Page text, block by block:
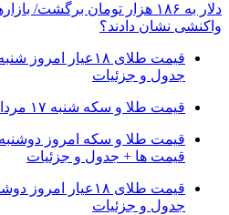
دلار به ۱۸۶ هزار تومان
واکنشی نشان دادند؟
جدول و جزئیات
قیمت طلا و سکه شنبه ۱۷ مرداد/ قیمت‌ها افزایشی
قیمت ها + جدول و جزئیات
جدول و جزئیات